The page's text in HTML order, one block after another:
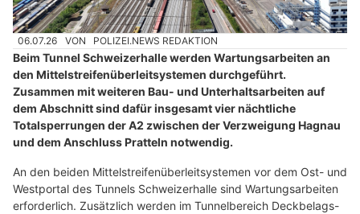
06.07.26 VON POLIZEI.NEWS REDAKTION
Beim Tunnel Schweizerhalle werden Wartungsarbeiten an
den Mittelstreifenüberleitsystemen durchgeführt.
Zusammen mit weiteren Bau- und Unterhaltsarbeiten auf
dem Abschnitt sind dafür insgesamt vier nächtliche
Totalsperrungen der A2 zwischen der Verzweigung Hagnau
und dem Anschluss Pratteln notwendig.
An den beiden Mittelstreifenüberleitsystemen vor dem Ost- und
Westportal des Tunnels Schweizerhalle sind Wartungsarbeiten
erforderlich. Zusätzlich werden im Tunnelbereich Deckbelags-